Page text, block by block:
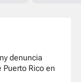
denuncia
Puerto Rico en